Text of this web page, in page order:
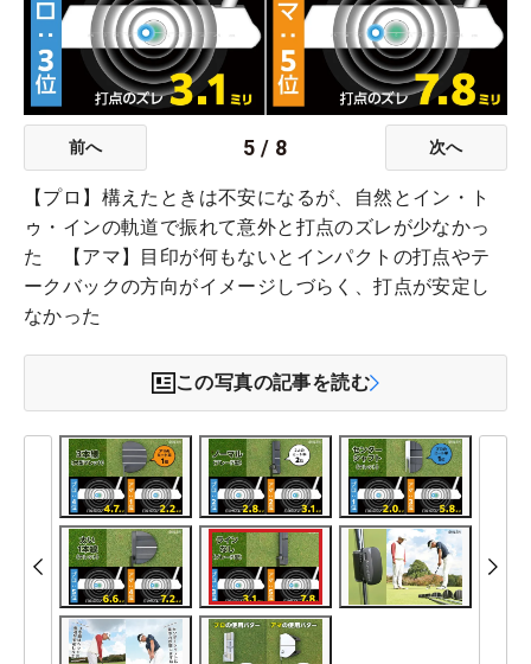
前へ 5 / 8 次へ
【プロ】構えたときは不安になるが、自然とイン・ト
ゥ・インの軌道で振れて意外と打点のズレが少なかっ
た 【アマ】目印が何もないとインパクトの打点やテ
ークバックの方向がイメージしづらく、打点が安定し
なかった
この写真の記事を読む